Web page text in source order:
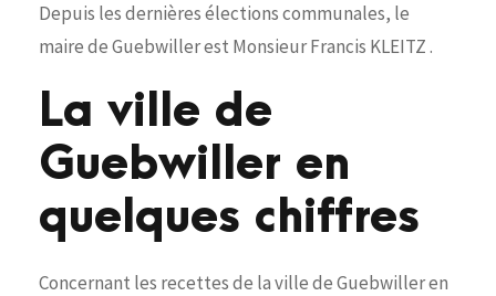
Depuis les dernières élections communales, le
maire de Guebwiller est Monsieur Francis KLEITZ .
La ville de
Guebwiller en
quelques chiffres
Concernant les recettes de la ville de Guebwiller en